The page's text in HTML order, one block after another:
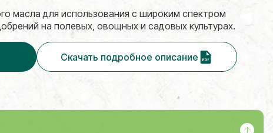
масла для использования с широким спектром
на полевых, овощных и садовых культурах.
Скачать подробное описание